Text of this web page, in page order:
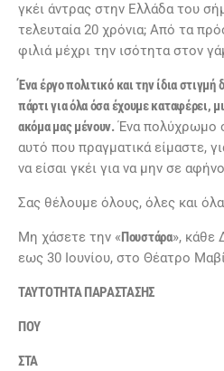
γκέι άντρας στην Ελλάδα του
τελευταία 20 χρόνια; Από τα
φιλιά μέχρι την ισότητα στον
Ένα έργο πολιτικό και την ίδια στιγμή
πάρτι για όλα όσα έχουμε καταφέρει,
ακόμα μας μένουν.Ένα πολύχρωμο
αυτό που πραγματικά είμαστε,
να είσαι γκέι για να μην σε
Σας θέλουμε όλους, όλες και όλα
Μη χάσετε την « Πουστάρα», κάθε
εως 30 Ιουνίου, στο Θέατρο
ΤΑΥΤΟΤΗΤΑ ΠΑΡΑΣΤΑΣΗΣ
ΠΟΥ
ΣΤΑ